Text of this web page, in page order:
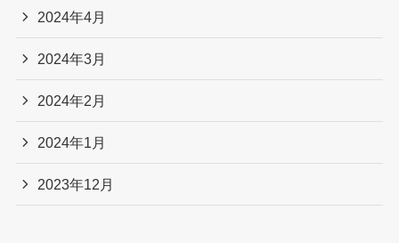
2024年4月
2024年3月
2024年2月
2024年1月
2023年12月